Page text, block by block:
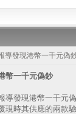
導發現港幣一千元偽
幣一千元偽鈔
導發現港幣一千元
現時其供應的兩款